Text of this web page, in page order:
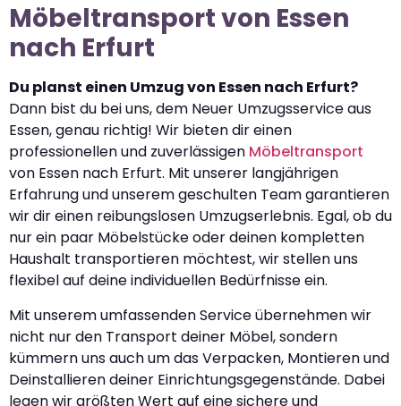
Möbeltransport von Essen
nach Erfurt
Du planst einen Umzug von Essen nach Erfurt?
Dann bist du bei uns, dem Neuer Umzugsservice aus
Essen, genau richtig! Wir bieten dir einen
professionellen und zuverlässigen Möbeltransport
von Essen nach Erfurt. Mit unserer langjährigen
Erfahrung und unserem geschulten Team garantieren
wir dir einen reibungslosen Umzugserlebnis. Egal, ob du
nur ein paar Möbelstücke oder deinen kompletten
Haushalt transportieren möchtest, wir stellen uns
flexibel auf deine individuellen Bedürfnisse ein.
Mit unserem umfassenden Service übernehmen wir
nicht nur den Transport deiner Möbel, sondern
kümmern uns auch um das Verpacken, Montieren und
Deinstallieren deiner Einrichtungsgegenstände. Dabei
legen wir größten Wert auf eine sichere und